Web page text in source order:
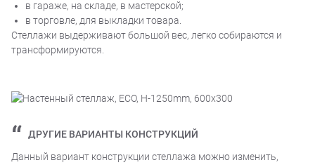
в гараже, на складе, в мастерской;
в торговле, для выкладки товара.
Стеллажи выдерживают большой вес, легко собираются и
трансформируются.
ДРУГИЕ ВАРИАНТЫ КОНСТРУКЦИЙ
Данный вариант конструкции стеллажа можно изменить,